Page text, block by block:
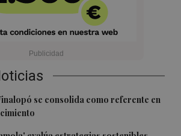
se consolida como referente en